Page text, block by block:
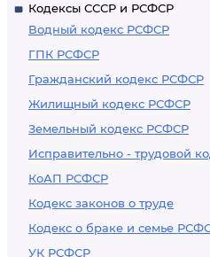
Кодексы СССР и РСФСР
Водный кодекс РСФСР
ГПК РСФСР
Гражданский кодекс РСФСР
Жилищный кодекс РСФСР
Земельный кодекс РСФСР
Исправительно - трудовой
КоАП РСФСР
Кодекс законов о труде
Кодекс о браке и семье
УК РСФСР